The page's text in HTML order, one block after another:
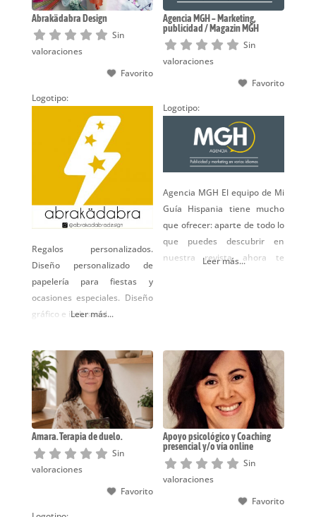
Abrakädabra Design
Sin
valoraciones
Favorito
Logotipo:
Regalos personalizados.
Diseño personalizado de
papelería para fiestas y
ocasiones especiales. Diseño
gráfico e industrial.
Leer más...
Agencia MGH – Marketing,
publicidad / Magazin MGH
Sin
valoraciones
Favorito
Logotipo:
Agencia MGH El equipo de Mi
Guía Hispania tiene mucho
que ofrecer: aparte de todo lo
que puedes descubrir en
nuestra revista, ahora te
Diseño de logotipos o diseño
nuevo de tu imagen
corporativa Traducciones e
Interpretación simultánea y
consecutiva ES<>DE Diseño
comercial para menús
Leer más...
Amara. Terapia de duelo.
Sin
valoraciones
Favorito
Apoyo psicológico y Coaching
presencial y/o vía online
Sin
valoraciones
Favorito